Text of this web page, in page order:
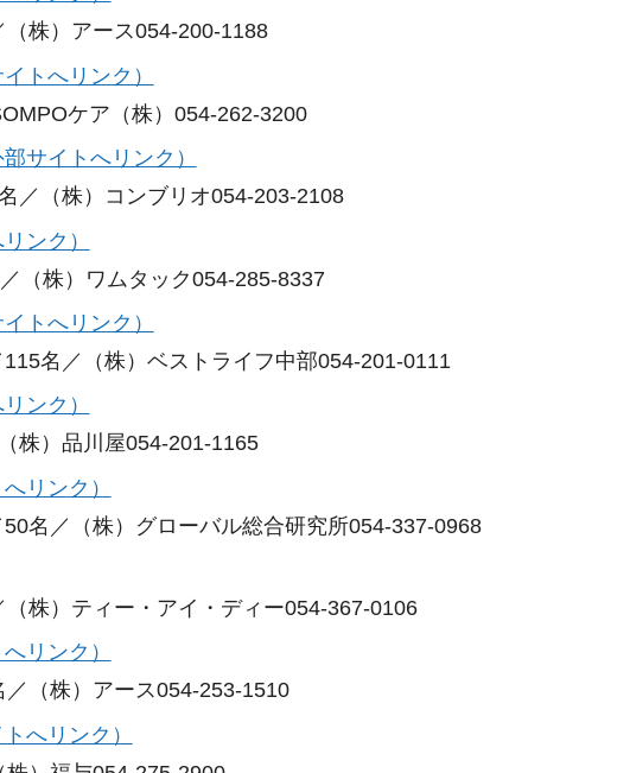
株）アース054-200-1188
トへリンク）
ケア（株）054-262-3200
サイトへリンク）
／（株）コンブリオ054-203-2108
ンク）
（株）ワムタック054-285-8337
トへリンク）
名／（株）ベストライフ中部054-201-0111
ンク）
株）品川屋054-201-1165
リンク）
名／（株）グローバル総合研究所054-337-0968
株）ティー・アイ・ディー054-367-0106
リンク）
（株）アース054-253-1510
へリンク）